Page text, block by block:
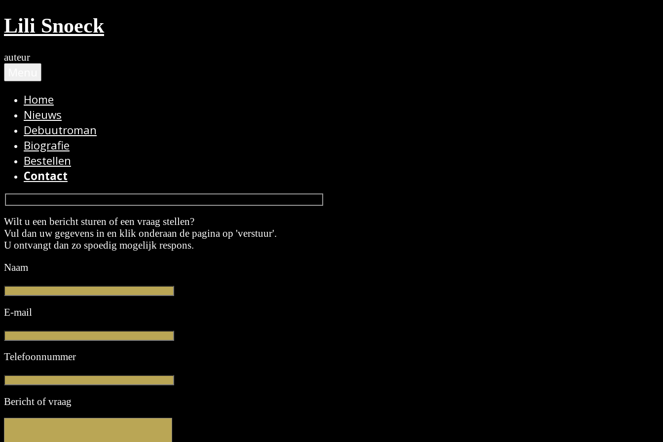
Ga
naar
inhoud
Lili Snoeck
auteur
Home
Nieuws
Debuutroman
Biografie
Bestellen
Contact
Wilt u een bericht sturen of een vraag stellen?
Vul dan uw gegevens in en klik onderaan de pagina op 'verstuur'.
U ontvangt dan zo spoedig mogelijk respons.
Naam
E-mail
Telefoonnummer
Bericht of vraag